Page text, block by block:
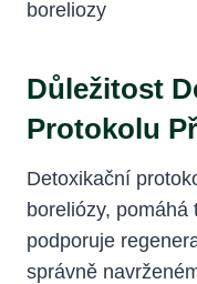
Důležitost
Protokolu‌
Detoxikační
‍boreliózy, ⁤pomáhá
podporuje
správně